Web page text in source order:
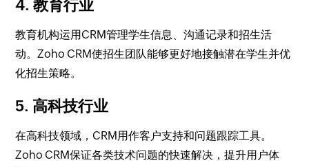
4. 教育行业
教育机构运用CRM管理学生信息、沟通记录和招生活
动。Zoho CRM使招生团队能够更好地接触潜在学生并优
化招生策略。
5. 高科技行业
在高科技领域，CRM用作客户支持和问题跟踪工具。
Zoho CRM保证各类技术问题的快速解决，提升用户体